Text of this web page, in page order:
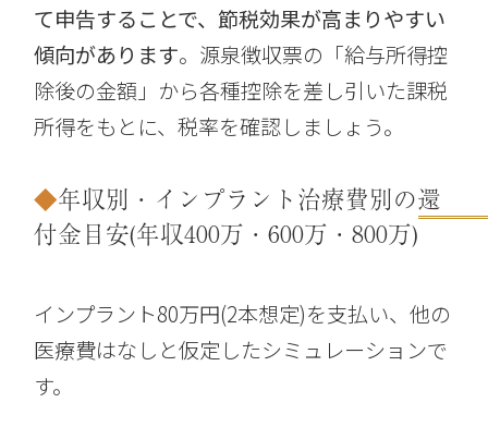
て申告することで、節税効果が高まりやすい
傾向があります。源泉徴収票の「給与所得控
除後の金額」から各種控除を差し引いた課税
所得をもとに、税率を確認しましょう。
年収別・インプラント治療費別の還
付金目安(年収400万・600万・800万)
インプラント80万円(2本想定)を支払い、他の
医療費はなしと仮定したシミュレーションで
す。